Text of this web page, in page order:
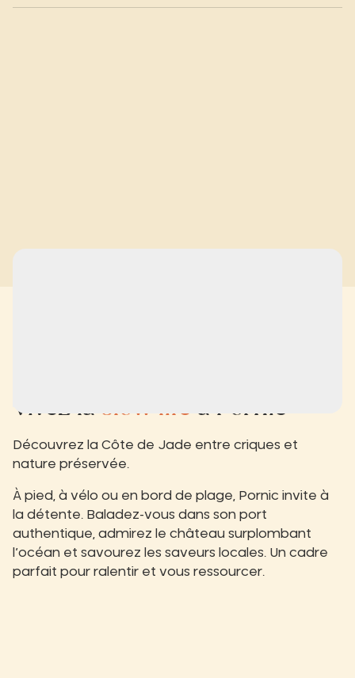
Vivez la slow life à Pornic
Découvrez la Côte de Jade entre criques et
nature préservée.
À pied, à vélo ou en bord de plage, Pornic invite à
la détente. Baladez-vous dans son port
authentique, admirez le château surplombant
l’océan et savourez les saveurs locales. Un cadre
parfait pour ralentir et vous ressourcer.